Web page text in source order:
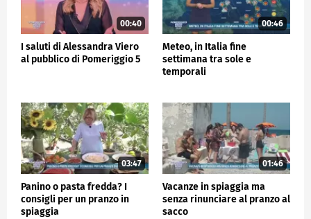
00:40
I saluti di Alessandra Viero
al pubblico di Pomeriggio 5
00:46
Meteo, in Italia fine
settimana tra sole e
temporali
03:47
Panino o pasta fredda? I
consigli per un pranzo in
spiaggia
01:46
Vacanze in spiaggia ma
senza rinunciare al pranzo al
sacco